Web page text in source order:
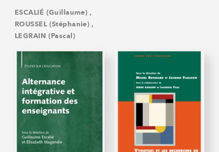
ESCALIÉ (Guillaume) ,
ROUSSEL (Stéphanie) ,
LEGRAIN (Pascal)